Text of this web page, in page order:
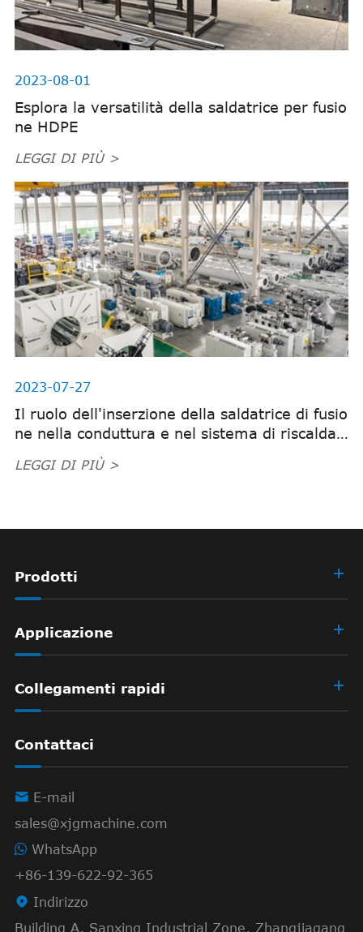
2023-08-01
Esplora la versatilità della saldatrice per fusio
ne HDPE
LEGGI DI PIÙ >
2023-07-27
Il ruolo dell'inserzione della saldatrice di fusio
ne nella conduttura e nel sistema di riscalda
LEGGI DI PIÙ >
Prodotti
Applicazione
Collegamenti rapidi
Contattaci
 E-mail
sales@xjgmachine.com
WhatsApp
+86-139-622-92-365
 Indirizzo
Building A, Sanxing Industrial Zone, Zhangjiagang